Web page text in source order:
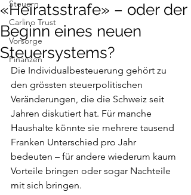
Steuern
Carlino Trust
Vorsorge
Finanzen
«Heiratsstrafe» – oder der
Beginn eines neuen
Steuersystems?
Die Individualbesteuerung gehört zu
den grössten steuerpolitischen
Veränderungen, die die Schweiz seit
Jahren diskutiert hat. Für manche
Haushalte könnte sie mehrere tausend
Franken Unterschied pro Jahr
bedeuten – für andere wiederum kaum
Vorteile bringen oder sogar Nachteile
mit sich bringen.